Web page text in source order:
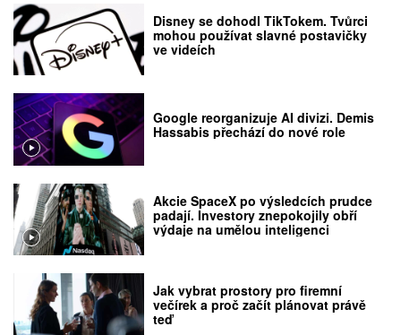
Disney se dohodl TikTokem. Tvůrci
mohou používat slavné postavičky
ve videích
Google reorganizuje AI divizi. Demis
Hassabis přechází do nové role
Akcie SpaceX po výsledcích prudce
padají. Investory znepokojily obří
výdaje na umělou inteligenci
Jak vybrat prostory pro firemní
večírek a proč začít plánovat právě
teď